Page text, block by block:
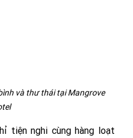
và thư thái tại Mangrove
tiện nghi cùng hàng loạt